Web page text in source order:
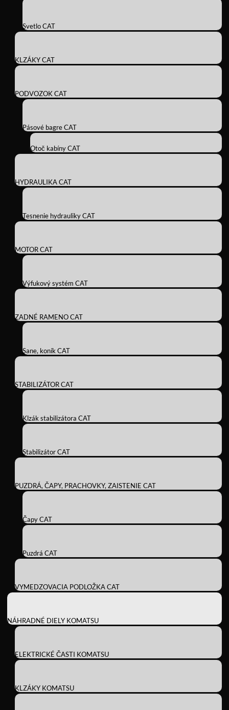
Svetlo CAT
KLZÁKY CAT
PODVOZOK CAT
Pásové bagre CAT
Otoč kabíny CAT
HYDRAULIKA CAT
Tesnenie hydrauliky CAT
MOTOR CAT
Výfukový systém CAT
ZADNÉ RAMENO CAT
Sane, koník CAT
STABILIZÁTOR CAT
Klzák stabilizátora CAT
Stabilizátor CAT
PUZDRÁ, ČAPY, PRACHOVKY, ZAISTENIE CAT
Čapy CAT
Puzdrá CAT
VYMEDZOVACIA PODLOŽKA CAT
NÁHRADNÉ DIELY KOMATSU
ELEKTRICKÉ ČASTI KOMATSU
KLZÁKY KOMATSU